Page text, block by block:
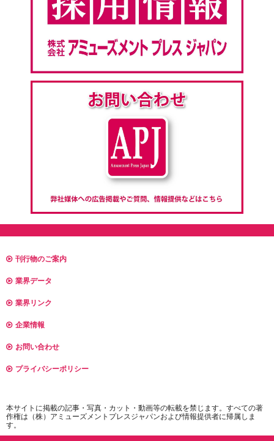
刊行物のご案内
業界データ
業界リンク
企業情報
お問い合わせ
プライバシーポリシー
本サイトに掲載の記事・写真・カット・動画等の転載を禁じます。すべての著
作権は（株）アミューズメントプレスジャパンおよび情報提供者に帰属しま
す。